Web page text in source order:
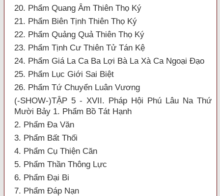
20. Phẩm Quang Âm Thiên Thọ Ký
21. Phẩm Biên Tịnh Thiên Thọ Ký
22. Phẩm Quảng Quả Thiên Thọ Ký
23. Phẩm Tịnh Cư Thiên Tử Tán Kệ
24. Phẩm Giá La Ca Ba Lợi Bà La Xà Ca Ngoại Đạo
25. Phẩm Lục Giới Sai Biệt
26. Phẩm Tứ Chuyển Luân Vương
(-SHOW-)TẬP 5 - XVII. Pháp Hội Phú Lâu Na Thứ
Mười Bảy 1. Phẩm Bồ Tát Hạnh
2. Phẩm Đa Văn
3. Phẩm Bất Thối
4. Phẩm Cụ Thiện Căn
5. Phẩm Thần Thông Lực
6. Phẩm Đại Bi
7. Phẩm Đáp Nạn